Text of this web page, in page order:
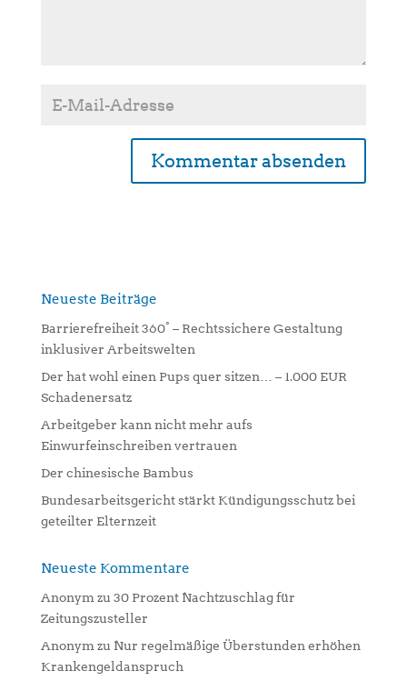
n
v
e
:
Neueste Beiträge
Barrierefreiheit 360° – Rechtssichere Gestaltung
inklusiver Arbeitswelten
Der hat wohl einen Pups quer sitzen… – 1.000 EUR
Schadenersatz
Arbeitgeber kann nicht mehr aufs
Einwurfeinschreiben vertrauen
Der chinesische Bambus
Bundesarbeitsgericht stärkt Kündigungsschutz bei
geteilter Elternzeit
Neueste Kommentare
Anonym zu 30 Prozent Nachtzuschlag für
Zeitungszusteller
Anonym zu Nur regelmäßige Überstunden erhöhen
Krankengeldanspruch